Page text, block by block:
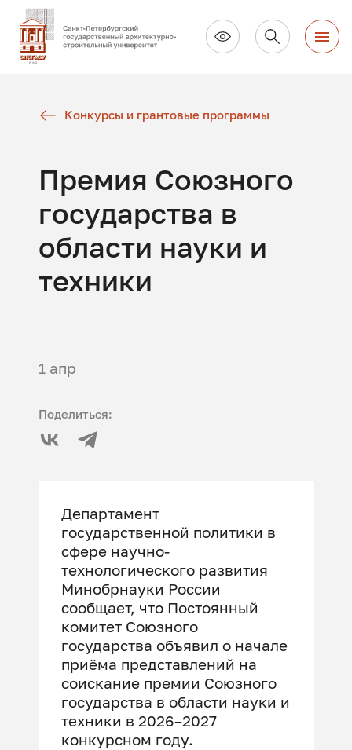
Конкурсы и грантовые программы
Премия Союзного
государства в
области науки и
техники
1 апр
Поделиться:
Департамент
государственной политики в
сфере научно-
технологического развития
Минобрнауки России
сообщает, что Постоянный
комитет Союзного
государства объявил о начале
приёма представлений на
соискание премии Союзного
государства в области науки и
техники в 2026–2027
конкурсном году.